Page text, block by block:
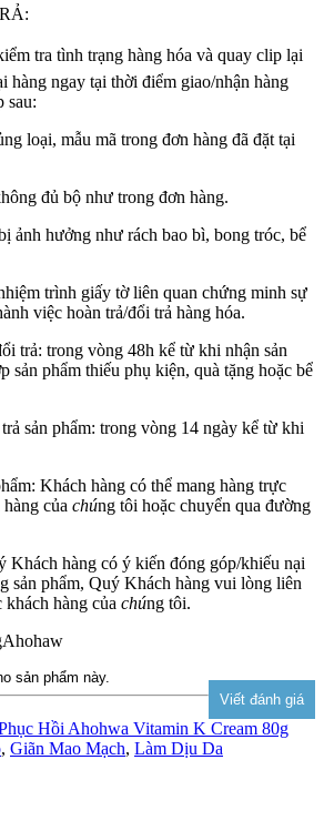
tra tình trạng hàng hóa và quay clip lại
hàng ngay tại thời điểm giao/nhận hàng
sau:
loại, mẫu mã trong đơn hàng đã đặt tại
đủ bộ như trong đơn hàng.
ảnh hưởng như rách bao bì, bong tróc, bể
trình giấy tờ liên quan chứng minh sự
việc hoàn trả/đổi trả hàng hóa.
trả: trong vòng 48h kể từ khi nhận sản
sản phẩm thiếu phụ kiện, quà tặng hoặc bể
sản phẩm: trong vòng 14 ngày kể từ khi
Khách hàng có thể mang hàng trực
của chúng tôi hoặc chuyển qua đường
Khách hàng có ý kiến đóng góp/khiếu nại
sản phẩm, Quý Khách hàng vui lòng liên
khách hàng của chúng tôi.
sản phẩm này.
Hồi Ahohwa Vitamin K Cream 80g
, Giãn Mao Mạch, Làm Dịu Da